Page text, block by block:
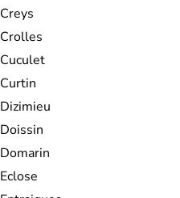
Creys
Crolles
Cuculet
Curtin
Dizimieu
Doissin
Domarin
Eclose